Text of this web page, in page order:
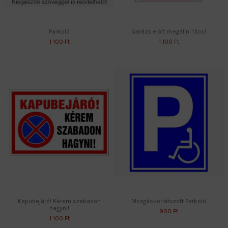
Parkoló
1 100 Ft
Garázs előtt megállni tilos!
1 100 Ft
Kapubejáró! Kérem szabadon
hagyni!
1 100 Ft
Mozgáskorlátozott Parkoló
900 Ft